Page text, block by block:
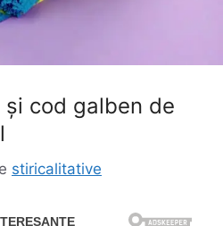
cod galben de
stiricalitative